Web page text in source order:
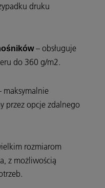
druku
– obsługuje
do 360 g/m2.
maksymalnie
przez opcje zdalnego
rozmiarom
z możliwością